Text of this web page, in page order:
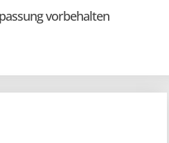
vorbehalten